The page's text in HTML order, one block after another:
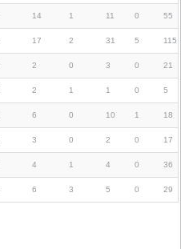
14 1 11 0 55
17 2 31 5 115
2 0 3 0 21
2 1 1 0 5
6 0 10 1 18
3 0 2 0 17
4 1 4 0 36
6 3 5 0 29